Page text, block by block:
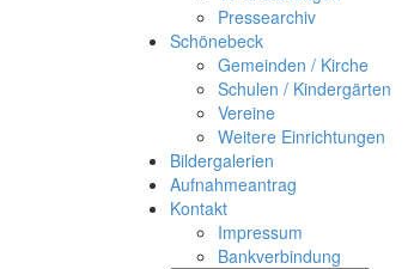
Pressearchiv
Schönebeck
Gemeinden / Kirche
Schulen / Kindergärten
Vereine
Weitere Einrichtungen
Bildergalerien
Aufnahmeantrag
Kontakt
Impressum
Bankverbindung